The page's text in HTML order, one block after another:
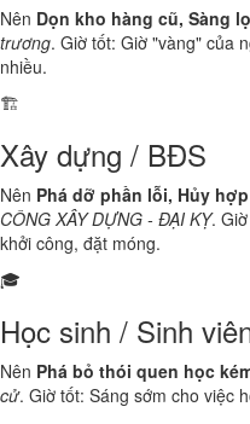
Nên Dọn kho hàng cũ, Sàng
trương. Giờ tốt: Giờ "vàng" của
nhiều.
🏗️
Xây dựng / BĐS
Nên Phá dỡ phần lỗi, Hủy
CÔNG XÂY DỰNG - ĐẠI KỴ.
khởi công, đặt móng.
🎓
Học sinh / Sinh
Nên Phá bỏ thói quen học
cử. Giờ tốt: Sáng sớm cho việc